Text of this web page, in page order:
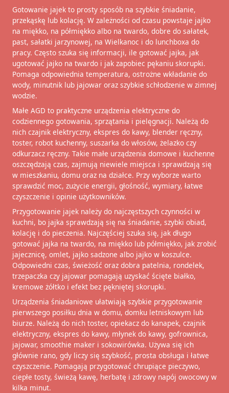
Gotowanie jajek to prosty sposób na szybkie śniadanie,
przekąskę lub kolację. W zależności od czasu powstaje jajko
na miękko, na półmiękko albo na twardo, dobre do sałatek,
past, sałatki jarzynowej, na Wielkanoc i do lunchboxa do
pracy. Często szuka się informacji, ile gotować jajka, jak
ugotować jajko na twardo i jak zapobiec pękaniu skorupki.
Pomaga odpowiednia temperatura, ostrożne wkładanie do
wody, minutnik lub jajowar oraz szybkie schłodzenie w zimnej
wodzie.
Małe AGD to praktyczne urządzenia elektryczne do
codziennego gotowania, sprzątania i pielęgnacji. Należą do
nich czajnik elektryczny, ekspres do kawy, blender ręczny,
toster, robot kuchenny, suszarka do włosów, żelazko czy
odkurzacz ręczny. Takie małe urządzenia domowe i kuchenne
oszczędzają czas, zajmują niewiele miejsca i sprawdzają się
w mieszkaniu, domu oraz na działce. Przy wyborze warto
sprawdzić moc, zużycie energii, głośność, wymiary, łatwe
czyszczenie i opinie użytkowników.
Przygotowanie jajek należy do najczęstszych czynności w
kuchni, bo jajka sprawdzają się na śniadanie, szybki obiad,
kolację i do pieczenia. Najczęściej szuka się, jak długo
gotować jajka na twardo, na miękko lub półmiękko, jak zrobić
jajecznicę, omlet, jajko sadzone albo jajko w koszulce.
Odpowiedni czas, świeżość oraz dobra patelnia, rondelek,
trzepaczka czy jajowar pomagają uzyskać ścięte białko,
kremowe żółtko i efekt bez pękniętej skorupki.
Urządzenia śniadaniowe ułatwiają szybkie przygotowanie
pierwszego posiłku dnia w domu, domku letniskowym lub
biurze. Należą do nich toster, opiekacz do kanapek, czajnik
elektryczny, ekspres do kawy, młynek do kawy, gofrownica,
jajowar, smoothie maker i sokowirówka. Używa się ich
głównie rano, gdy liczy się szybkość, prosta obsługa i łatwe
czyszczenie. Pomagają przygotować chrupiące pieczywo,
ciepłe tosty, świeżą kawę, herbatę i zdrowy napój owocowy w
kilka minut.